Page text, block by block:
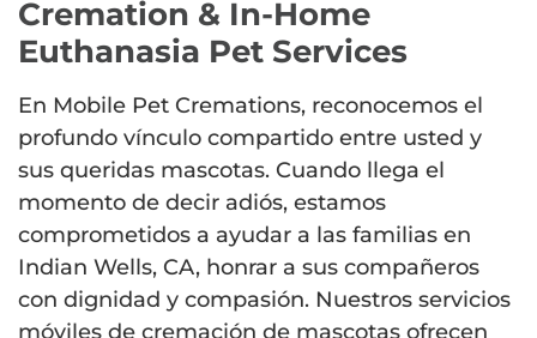
Cremation & In-Home
Euthanasia Pet Services
En Mobile Pet Cremations, reconocemos el
profundo vínculo compartido entre usted y
sus queridas mascotas. Cuando llega el
momento de decir adiós, estamos
comprometidos a ayudar a las familias en
Indian Wells, CA, honrar a sus compañeros
con dignidad y compasión. Nuestros servicios
móviles de cremación de mascotas ofrecen